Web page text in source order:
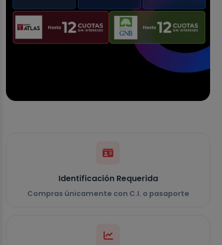
Identificación Requerida
Compras únicamente con C.I. o pasaporte